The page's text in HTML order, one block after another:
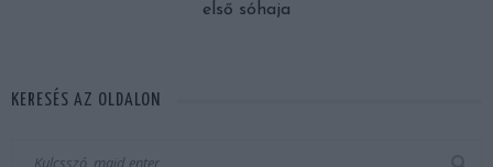
első sóhaja
KERESÉS AZ OLDALON